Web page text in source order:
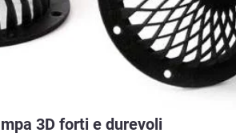
3D forti e durevoli